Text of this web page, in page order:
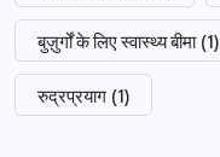
बुज़ुर्गों के लिए स्वास्थ्य बीमा (1)
रुद्रप्रयाग (1)